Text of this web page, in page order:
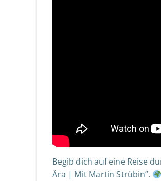
Begib dich auf eine Reise
Ära | Mit Martin Strübin”.